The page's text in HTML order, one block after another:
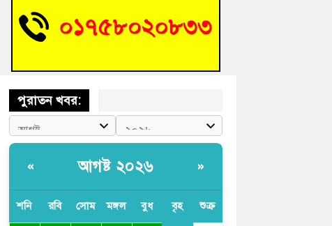
উদ্যোগ; ৯ সদস্যের কমিটি গঠন
বুড়িচংয়ে জুলাই গণঅভ্যুত্থান দিবস উদযাপন উপলক্ষে
পুরাতন খবর:
« আগষ্ট ২০২৬ »
শনি রবি সোম মঙ্গল বুধ বৃহ শুক্র